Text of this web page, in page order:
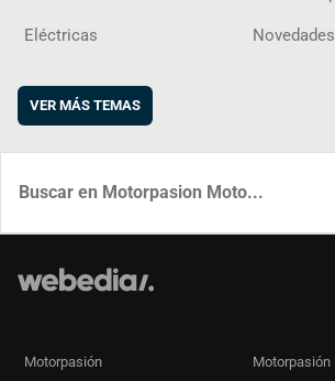
Eléctricas
VER MÁS TEMAS
Motorpasión Motorpasión